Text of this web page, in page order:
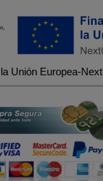
Unión Europea-